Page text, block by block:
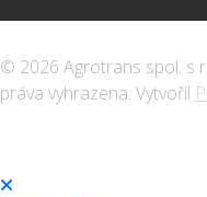
© 2026 Agrotrans spol. s
práva vyhrazena. Vytvořil